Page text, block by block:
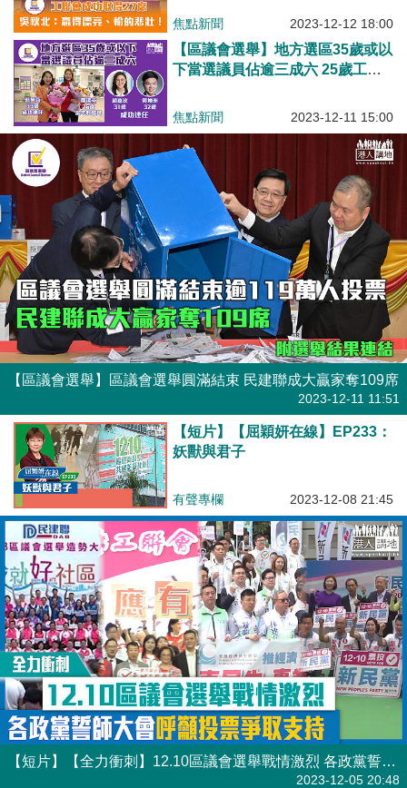
焦點新聞 2023-12-12 18:00
【區議會選舉】地方選區35歲或以
下當選議員佔逾三成六 25歲工聯
芙蓉成功連任
焦點新聞 2023-12-11 15:00
【區議會選舉】區議會選舉圓滿結束 民建聯成大贏家奪109席
2023-12-11 11:51
【短片】【屈穎妍在線】EP233：
妖獸與君子
有聲專欄 2023-12-08 21:45
【短片】【全力衝刺】12.10區議會選舉戰情激烈 各政黨誓師大會呼籲投票爭取支持
2023-12-05 20:48